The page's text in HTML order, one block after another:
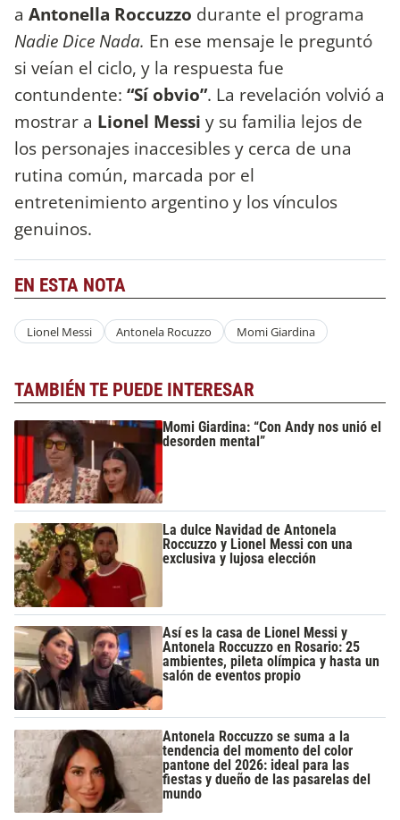
a Antonella Roccuzzo durante el programa
Nadie Dice Nada. En ese mensaje le preguntó
si veían el ciclo, y la respuesta fue
contundente: “Sí obvio”. La revelación volvió a
mostrar a Lionel Messi y su familia lejos de
los personajes inaccesibles y cerca de una
rutina común, marcada por el
entretenimiento argentino y los vínculos
genuinos.
EN ESTA NOTA
Lionel Messi Antonela Rocuzzo Momi Giardina
TAMBIÉN TE PUEDE INTERESAR
Momi Giardina: “Con Andy nos unió el
desorden mental”
La dulce Navidad de Antonela
Roccuzzo y Lionel Messi con una
exclusiva y lujosa elección
Así es la casa de Lionel Messi y
Antonela Roccuzzo en Rosario: 25
ambientes, pileta olímpica y hasta un
salón de eventos propio
Antonela Roccuzzo se suma a la
tendencia del momento del color
pantone del 2026: ideal para las
fiestas y dueño de las pasarelas del
mundo